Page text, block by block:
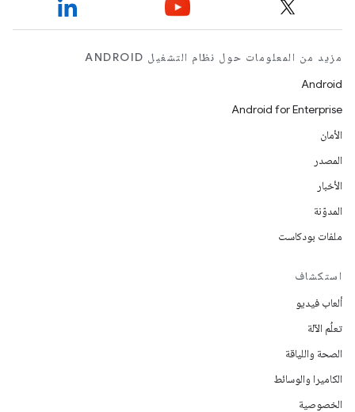
مزيد من المعلومات حول نظام التشغيل ANDROID
Android
Android for Enterprise
الأمان
المصدر
الأخبار
المدوّنة
ملفات بودكاست
استكشاف
ألعاب فيديو
تعلُم الآلة
الصحة واللياقة
الكاميرا والوسائط
الخصوصية